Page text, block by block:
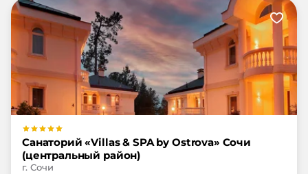
Санаторий «Villas & SPA by Ostrova» Сочи
(центральный район)
г. Сочи